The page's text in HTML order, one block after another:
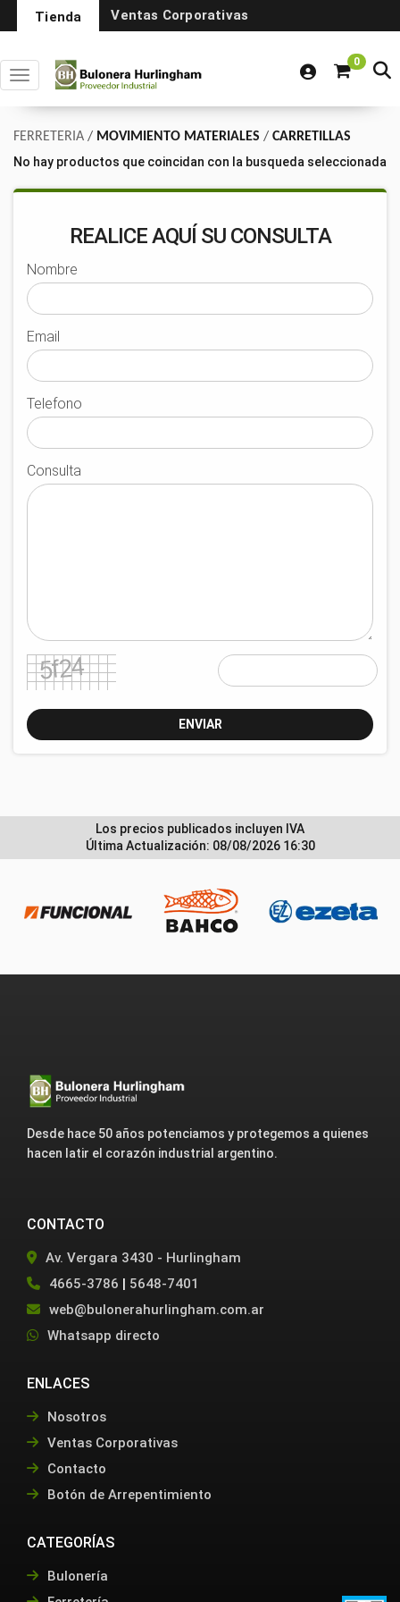
Tienda Ventas Corporativas
0
Toggle navigation
FERRETERIA / MOVIMIENTO MATERIALES / CARRETILLAS
No hay productos que coincidan con la busqueda seleccionada
REALICE AQUÍ SU CONSULTA
Nombre
Email
Telefono
Consulta
ENVIAR
Los precios publicados incluyen IVA
Última Actualización: 08/08/2026 16:30
Desde hace 50 años potenciamos y protegemos a quienes
hacen latir el corazón industrial argentino.
CONTACTO
Av. Vergara 3430 - Hurlingham
4665-3786 | 5648-7401
web@bulonerahurlingham.com.ar
Whatsapp directo
ENLACES
Nosotros
Ventas Corporativas
Contacto
Botón de Arrepentimiento
CATEGORÍAS
Bulonería